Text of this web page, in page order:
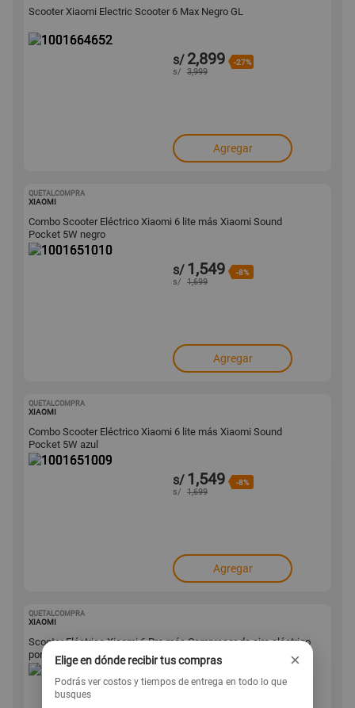
Scooter Xiaomi Electric Scooter 6 Max Negro GL
s/ 2,899 -27%
s/ 3,999
Agregar
QUETALCOMPRA
XIAOMI
Combo Scooter Eléctrico Xiaomi 6 lite más Xiaomi Sound
Pocket 5W negro
s/ 1,549 -8%
s/ 1,699
Agregar
QUETALCOMPRA
XIAOMI
Combo Scooter Eléctrico Xiaomi 6 lite más Xiaomi Sound
Pocket 5W azul
s/ 1,549 -8%
s/ 1,699
Agregar
QUETALCOMPRA
XIAOMI
Scooter Eléctrico Xiaomi 6 Pro más Compresor de aire eléctrico
portátil 2
s/ 2,499
Elige en dónde recibir tus compras ×
Podrás ver costos y tiempos de entrega en todo lo que
busques